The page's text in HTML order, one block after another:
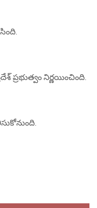
ప్రభుత్వం నిర్ణయించింది.